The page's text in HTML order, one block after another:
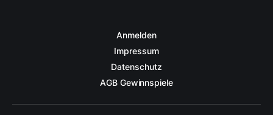
Anmelden
Impressum
Datenschutz
AGB Gewinnspiele